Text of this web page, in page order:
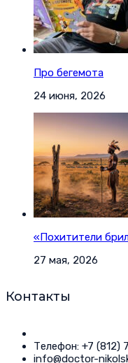
Про бегемота
24 июня, 2026
«Похитители
27 мая, 2026
Контакты
Телефон: +7 (812)
info@doctor-